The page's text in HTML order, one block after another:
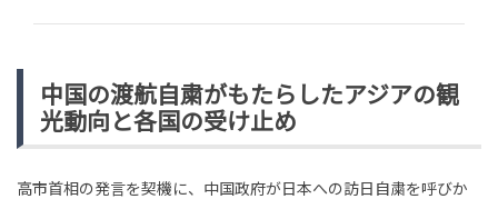
中国の渡航自粛がもたらしたアジアの観
光動向と各国の受け止め
高市首相の発言を契機に、中国政府が日本への訪日自粛を呼びか